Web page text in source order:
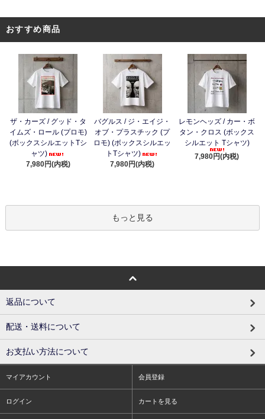
おすすめ商品
ザ・カーズ / グッド・タ
イムズ・ロール (プロモ)
(ボックスシルエットTシ
ャツ)
7,980円(内税)
バグルス / ジ・エイジ・
オブ・プラスチック (プ
ロモ) (ボックスシルエッ
トTシャツ)
7,980円(内税)
レモンヘッズ / カー・ボ
タン・クロス (ボックス
シルエット Tシャツ)
7,980円(内税)
もっと見る
返品について
配送・送料について
お支払い方法について
マイアカウント 会員登録
ログイン カートを見る